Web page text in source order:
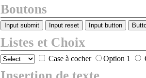
Boutons
Listes et Choix
Case à cocher Option 1